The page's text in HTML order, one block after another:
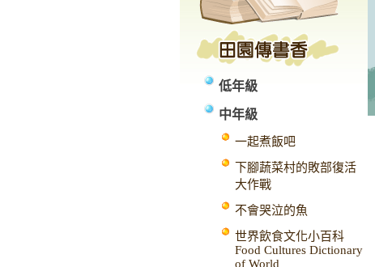
低年級
中年級
一起煮飯吧
下腳蔬菜村的敗部復活
大作戰
不會哭泣的魚
世界飲食文化小百科
Food Cultures Dictionary
of World